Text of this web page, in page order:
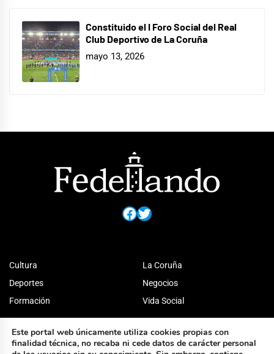
Constituido el I Foro Social del Real
Club Deportivo de La Coruña
mayo 13, 2026
Facebook
Twitter
Cultura
Deportes
Formación
La Coruña
Negocios
Vida Social
Este portal web únicamente utiliza cookies propias con
finalidad técnica, no recaba ni cede datos de carácter personal